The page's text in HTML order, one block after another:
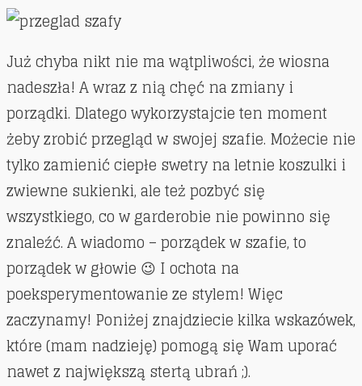
Już chyba nikt nie ma wątpliwości, że wiosna
nadeszła! A wraz z nią chęć na zmiany i
porządki. Dlatego wykorzystajcie ten moment
żeby zrobić przegląd w swojej szafie. Możecie nie
tylko zamienić ciepłe swetry na letnie koszulki i
zwiewne sukienki, ale też pozbyć się
wszystkiego, co w garderobie nie powinno się
znaleźć. A wiadomo – porządek w szafie, to
porządek w głowie 😉 I ochota na
poeksperymentowanie ze stylem! Więc
zaczynamy! Poniżej znajdziecie kilka wskazówek,
które (mam nadzieję) pomogą się Wam uporać
nawet z największą stertą ubrań ;).